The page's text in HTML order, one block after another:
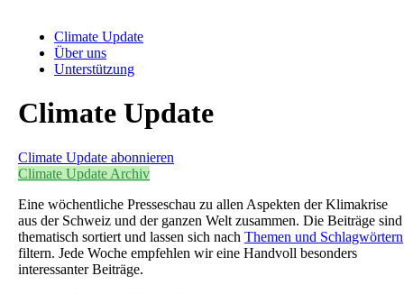
Climate Update
Über uns
Unterstützung
Climate Update
Climate Update abonnieren
Climate Update Archiv
Eine wöchentliche Presseschau zu allen Aspekten der Klimakrise
aus der Schweiz und der ganzen Welt zusammen. Die Beiträge sind
thematisch sortiert und lassen sich nach Themen und Schlagwörtern
filtern. Jede Woche empfehlen wir eine Handvoll besonders
interessanter Beiträge.